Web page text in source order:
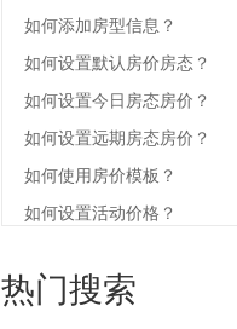
如何添加房型信息？
如何设置默认房价房态？
如何设置今日房态房价？
如何设置远期房态房价？
如何使用房价模板？
如何设置活动价格？
热门搜索